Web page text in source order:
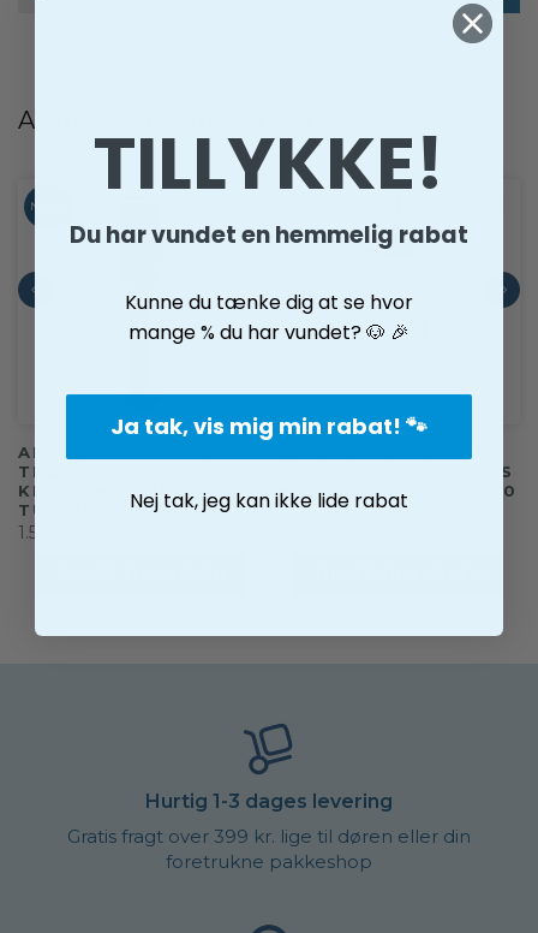
Andre kiggede også på
Nyhed
ARTERO INVICTUS
TRÅDLØS
KLIPPEMASKINE
TURKIS INKL. SKÆR 10
1.599,00 kr
ØREPUDDER ØRERENS
MODVIRKER SVAMP 30
G
Hurtig 1-3 dages levering
Gratis fragt over 399 kr. lige til døren eller din
foretrukne pakkeshop
TILLYKKE!
Du har vundet en hemmelig rabat
Kunne du tænke dig at se hvor
mange % du har vundet? 🐶 🎉
Ja tak, vis mig min rabat! 🐾
Nej tak, jeg kan ikke lide rabat